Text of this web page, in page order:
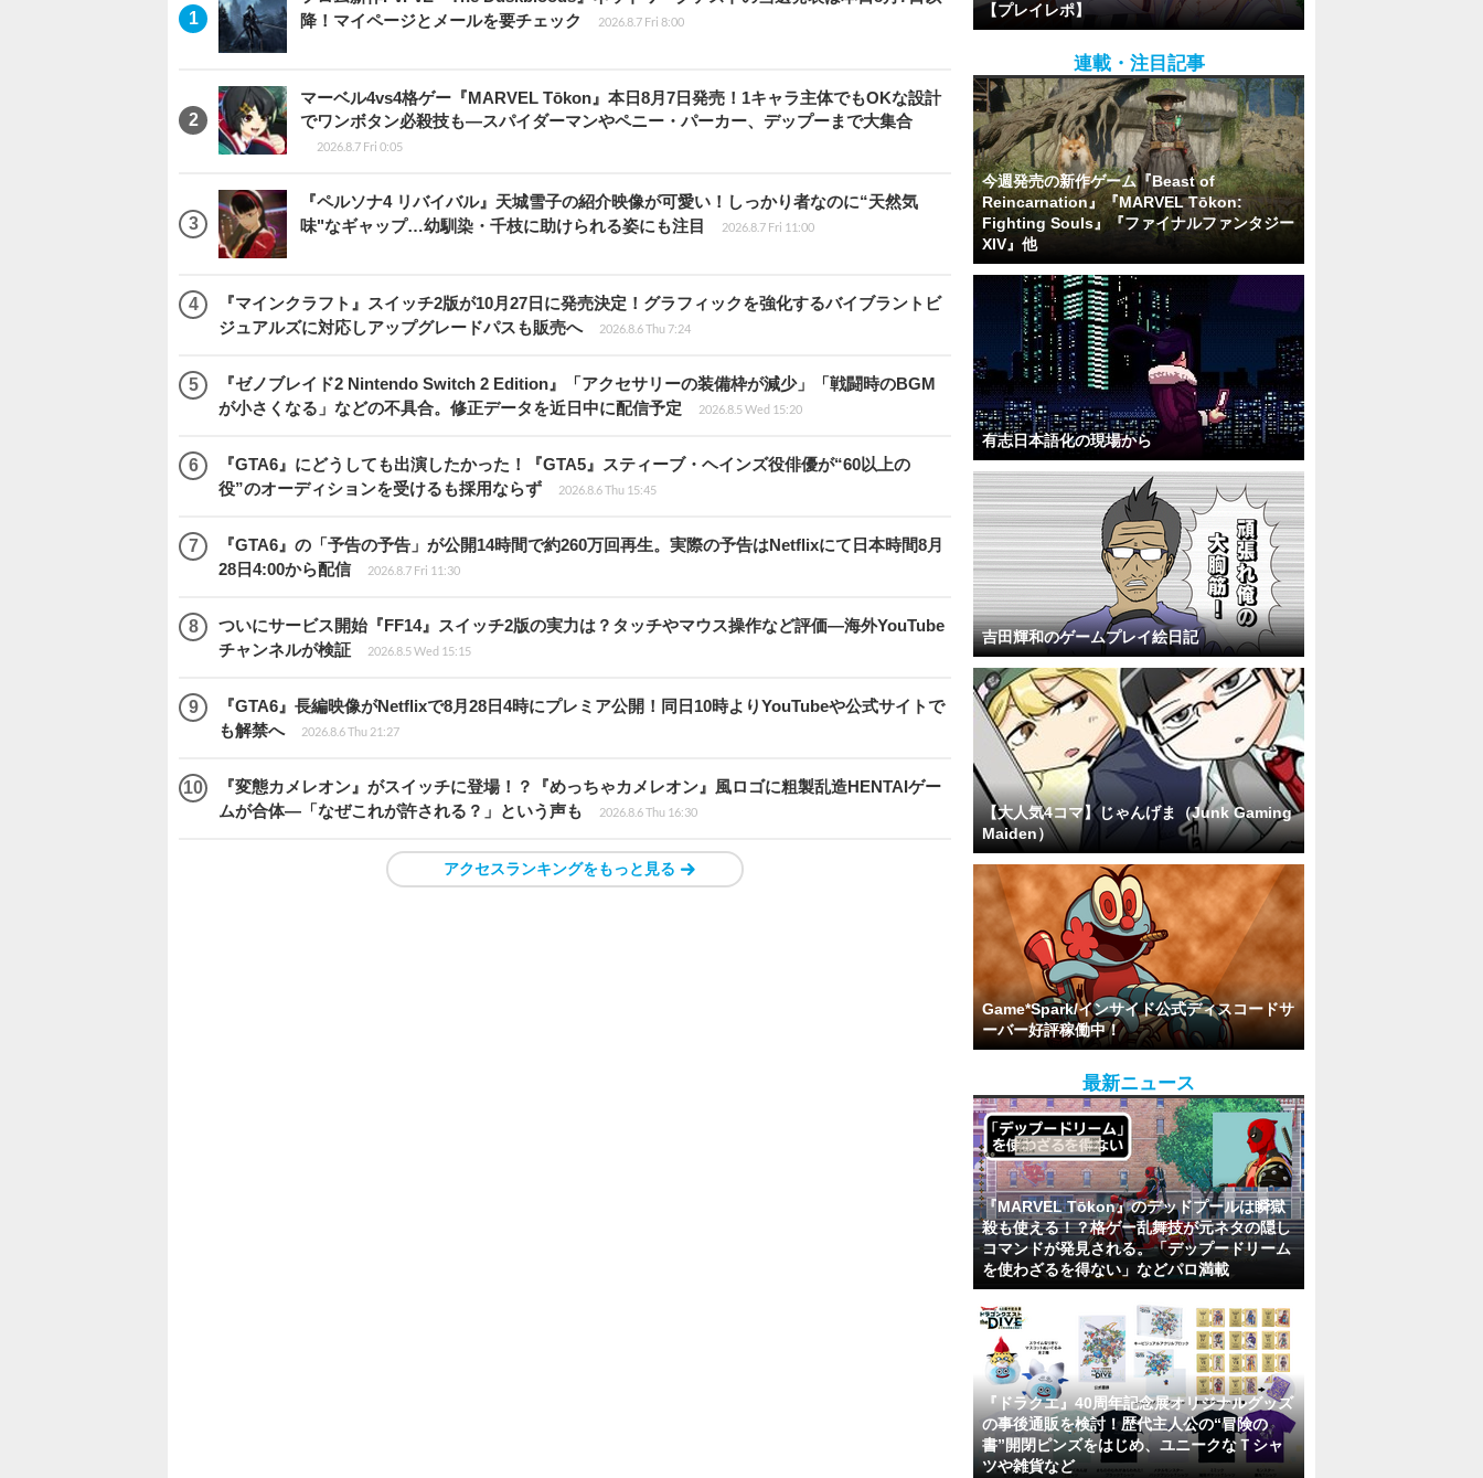
降！マイページとメールを要チェック
2026.8.7 Fri 8:00
マーベル4vs4格ゲー『MARVEL Tōkon』本日8月7日発売！1キャラ主体でもOKな設計
でワンボタン必殺技も―スパイダーマンやペニー・パーカー、デップーまで大集合
2026.8.7 Fri 0:05
『ペルソナ4 リバイバル』天城雪子の紹介映像が可愛い！しっかり者なのに“天然気
味"なギャップ…幼馴染・千枝に助けられる姿にも注目
2026.8.7 Fri 11:00
『マインクラフト』スイッチ2版が10月27日に発売決定！グラフィックを強化するバイブラントビ
ジュアルズに対応しアップグレードパスも販売へ
2026.8.6 Thu 7:24
『ゼノブレイド2 Nintendo Switch 2 Edition』「アクセサリーの装備枠が減少」「戦闘時のBGM
が小さくなる」などの不具合。修正データを近日中に配信予定
2026.8.5 Wed 15:20
『GTA6』にどうしても出演したかった！『GTA5』スティーブ・ヘインズ役俳優が“60以上の
役”のオーディションを受けるも採用ならず
2026.8.6 Thu 15:45
『GTA6』の「予告の予告」が公開14時間で約260万回再生。実際の予告はNetflixにて日本時間8月
28日4:00から配信
2026.8.7 Fri 11:30
ついにサービス開始『FF14』スイッチ2版の実力は？タッチやマウス操作など評価―海外YouTube
チャンネルが検証
2026.8.5 Wed 15:15
『GTA6』長編映像がNetflixで8月28日4時にプレミア公開！同日10時よりYouTubeや公式サイトで
も解禁へ
2026.8.6 Thu 21:27
『変態カメレオン』がスイッチに登場！？『めっちゃカメレオン』風ロゴに粗製乱造HENTAIゲー
ムが合体―「なぜこれが許される？」という声も
2026.8.6 Thu 16:30
アクセスランキングをもっと見る
【プレイレポ】
連載・注目記事
今週発売の新作ゲーム『Beast of
Reincarnation』『MARVEL Tōkon:
Fighting Souls』『ファイナルファンタジー
XIV』他
有志日本語化の現場から
吉田輝和のゲームプレイ絵日記
【大人気4コマ】じゃんげま（Junk Gaming
Maiden）
Game*Spark/インサイド公式ディスコードサ
ーバー好評稼働中！
最新ニュース
『MARVEL Tōkon』のデッドプールは瞬獄
殺も使える！？格ゲー乱舞技が元ネタの隠し
コマンドが発見される。「デップードリーム
を使わざるを得ない」などパロ満載
『ドラクエ』40周年記念展オリジナルグッズ
の事後通販を検討！歴代主人公の“冒険の
書”開閉ピンズをはじめ、ユニークなＴシャ
ツや雑貨など